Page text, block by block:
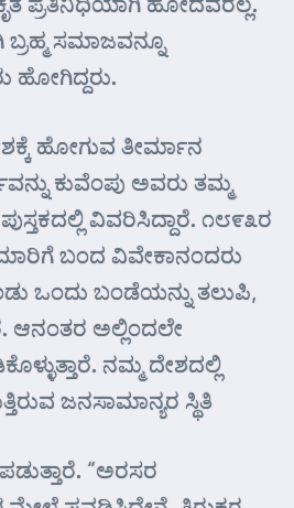
ಸಮಾಜವನ್ನೂ
ಹೋಗಿದ್ದರು.
ಹೋಗುವ ತೀರ್ಮಾನ
ಕುವೆಂಪು ಅವರು ತಮ್ಮ
ವಿವರಿಸಿದ್ದಾರೆ. ೧೮೯೩ರ
ಬಂದ ವಿವೇಕಾನಂದರು
ಒಂದು ಬಂಡೆಯನ್ನು ತಲುಪಿ,
ಆನಂತರ ಅಲ್ಲಿಂದಲೇ
ನಮ್ಮ ದೇಶದಲ್ಲಿ
ಜನಸಾಮಾನ್ಯರ ಸ್ಥಿತಿ
“ಅರಸರ